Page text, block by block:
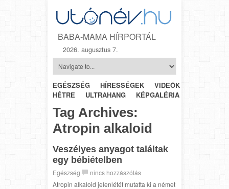
BABA-MAMA HÍRPORTÁL
2026. augusztus 7.
EGÉSZSÉG HÍRESSÉGEK VIDEÓK
HÉTRŐL-
HÉTRE
ULTRAHANG KÉPGALÉRIA
Tag Archives:
Atropin alkaloid
Veszélyes anyagot találtak
egy bébiételben
Egészség
nincs hozzászólás
Atropin alkaloid jelenlétét mutatta ki a német